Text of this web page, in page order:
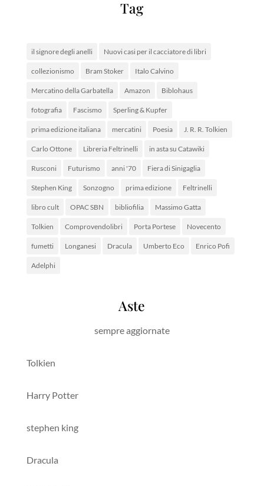
Tag
il signore degli anelli Nuovi casi per il cacciatore di libri
collezionismo Bram Stoker Italo Calvino
Mercatino della Garbatella Amazon Biblohaus
fotografia Fascismo Sperling & Kupfer
prima edizione italiana mercatini Poesia J. R. R. Tolkien
Carlo Ottone Libreria Feltrinelli in asta su Catawiki
Rusconi Futurismo anni '70 Fiera di Sinigaglia
Stephen King Sonzogno prima edizione Feltrinelli
libro cult OPAC SBN bibliofilia Massimo Gatta
Tolkien Comprovendolibri Porta Portese Novecento
fumetti Longanesi Dracula Umberto Eco Enrico Pofi
Adelphi
Aste
sempre aggiornate
Tolkien
Harry Potter
stephen king
Dracula